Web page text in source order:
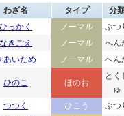
わざ名 タイプ
分
ひっかく ノーマル
ぶつ
なきごえ ノーマル
へん
あいだめ ノーマル へん
ひのこ ほのお
とく
ゅ
つつく ひこう
ぶつ